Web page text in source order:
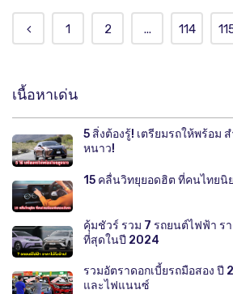
1 2 ... 114
เนื้อหาเด่น
5 สิ่งต้องรู้! เตรียมรถให้พร้อม
หนาว!
15 คลื่นวิทยุยอดฮิต ที่คนไทย
คุ้มชัวร์ รวม 7 รถยนต์ไฟฟ้า ร
ที่สุดในปี 2024
รวมอัตราดอกเบี้ยรถมือสอง ปี
และไฟแนนซ์